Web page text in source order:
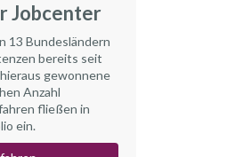
Jobcenter
13 Bundesländern
bereits seit
gewonnene
Anzahl
fließen in
ein.